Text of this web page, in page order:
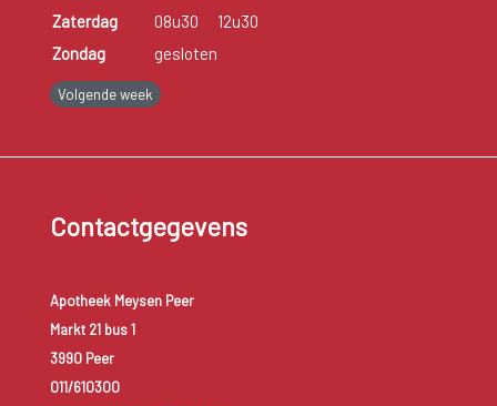
Zaterdag
08u30
12u30
Zondag
gesloten
Volgende week
Contactgegevens
Apotheek Meysen Peer
Markt 21 bus 1
3990 Peer
011/610300